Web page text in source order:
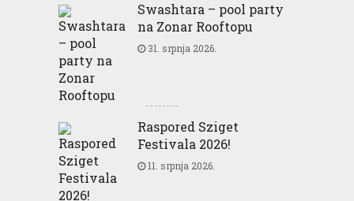
Swashtara – pool party
na Zonar Rooftopu
31. srpnja 2026.
Raspored Sziget
Festivala 2026!
11. srpnja 2026.